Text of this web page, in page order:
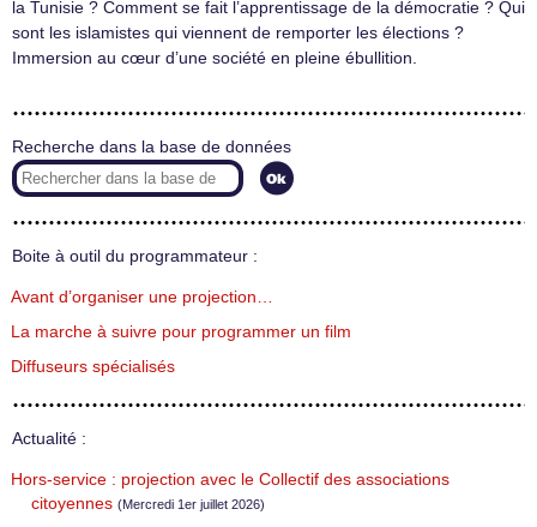
la Tunisie ? Comment se fait l’apprentissage de la démocratie ? Qui
sont les islamistes qui viennent de remporter les élections ?
Immersion au cœur d’une société en pleine ébullition.
Recherche dans la base de données
Boite à outil du programmateur :
Avant d’organiser une projection…
La marche à suivre pour programmer un film
Diffuseurs spécialisés
Actualité :
Hors-service : projection avec le Collectif des associations
citoyennes (Mercredi 1er juillet 2026)